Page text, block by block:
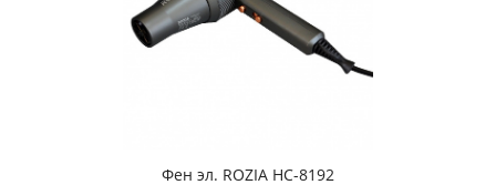
Фен эл. ROZIA НС-8192